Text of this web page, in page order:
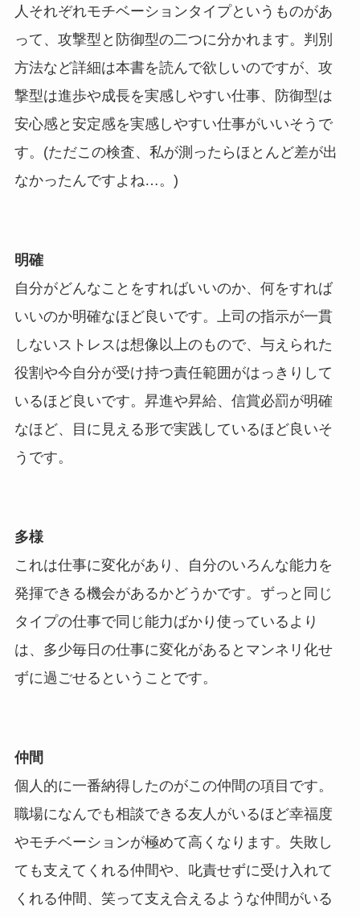
人それぞれモチベーションタイプというものがあ
って、攻撃型と防御型の二つに分かれます。判別
方法など詳細は本書を読んで欲しいのですが、攻
撃型は進歩や成長を実感しやすい仕事、防御型は
安心感と安定感を実感しやすい仕事がいいそうで
す。(ただこの検査、私が測ったらほとんど差が出
なかったんですよね…。)
明確
自分がどんなことをすればいいのか、何をすれば
いいのか明確なほど良いです。上司の指示が一貫
しないストレスは想像以上のもので、与えられた
役割や今自分が受け持つ責任範囲がはっきりして
いるほど良いです。昇進や昇給、信賞必罰が明確
なほど、目に見える形で実践しているほど良いそ
うです。
多様
これは仕事に変化があり、自分のいろんな能力を
発揮できる機会があるかどうかです。ずっと同じ
タイプの仕事で同じ能力ばかり使っているより
は、多少毎日の仕事に変化があるとマンネリ化せ
ずに過ごせるということです。
仲間
個人的に一番納得したのがこの仲間の項目です。
職場になんでも相談できる友人がいるほど幸福度
やモチベーションが極めて高くなります。失敗し
ても支えてくれる仲間や、叱責せずに受け入れて
くれる仲間、笑って支え合えるような仲間がいる